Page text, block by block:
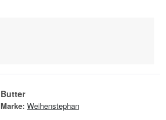
Butter
Marke: Weihenstephan